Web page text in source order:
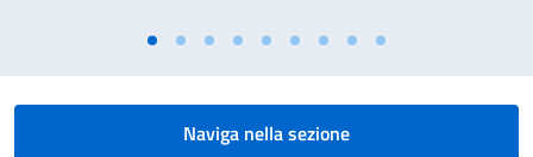
Naviga nella sezione